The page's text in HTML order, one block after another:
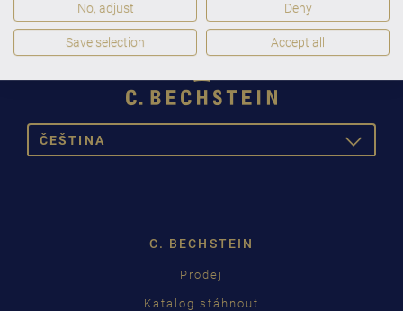
ČEŠTINA
TOGGLE
C. BECHSTEIN
Prodej
Katalog stáhnout
No, adjust Deny
Save selection Accept all